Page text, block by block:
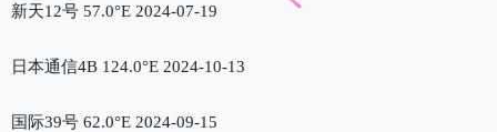
新天12号 57.0°E 2024-07-19
日本通信4B 124.0°E 2024-10-13
国际39号 62.0°E 2024-09-15